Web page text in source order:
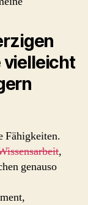
vielleicht
Fähigkeiten.
,
genauso